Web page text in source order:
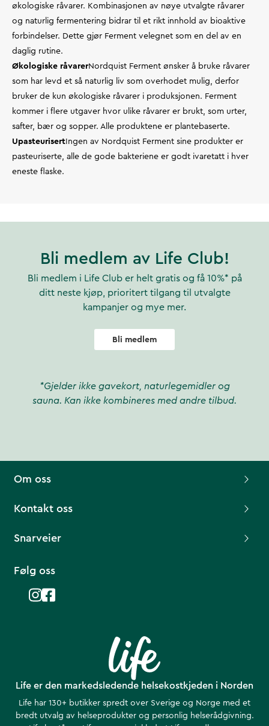
økologiske råvarer. Kombinasjonen av nøye utvalgte råvarer
og naturlig fermentering bidrar til et rikt innhold av bioaktive
forbindelser. Dette gjør Ferment velegnet som en del av en
daglig rutine.
Økologiske råvarerNordquist Ferment ønsker å bruke råvarer
som har levd et så naturlig liv som overhodet mulig, derfor
bruker de kun økologiske råvarer i produksjonen. Ferment
kommer i flere utgaver hvor ulike råvarer er brukt, som urter,
safter, bær og sopper. Alle produktene er plantebaserte.
Upasteurisert Ingen av Nordquist Ferment sine produkter er
pasteuriserte, alle de gode bakteriene er godt ivaretatt i hver
eneste flaske.
Bli medlem av Life Club!
Bli medlem i Life Club er helt gratis og få 10%* på
ditt neste kjøp, prioritert tilgang til utvalgte
kampanjer og mye mer.
Bli medlem
*Gjelder ikke gavekort, naturlegemidler og
sauna. Kan ikke kombineres med andre tilbud.
Life er den markedsledende helsekostkjeden i Norden
Life har 130+ butikker spredt over Sverige og Norge med et
bredt utvalg av helseprodukter og personlig helserådgivning.
Om oss
Kontakt oss
Snarveier
Følg oss